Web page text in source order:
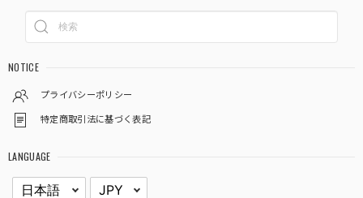
NOTICE
プライバシーポリシー
特定商取引法に基づく表記
LANGUAGE